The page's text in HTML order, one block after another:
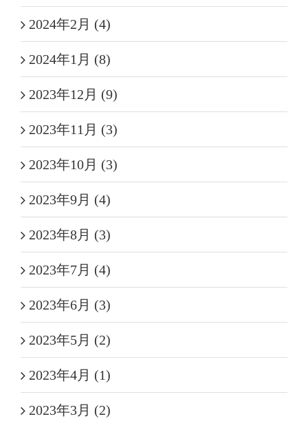
2024年2月 (4)
2024年1月 (8)
2023年12月 (9)
2023年11月 (3)
2023年10月 (3)
2023年9月 (4)
2023年8月 (3)
2023年7月 (4)
2023年6月 (3)
2023年5月 (2)
2023年4月 (1)
2023年3月 (2)